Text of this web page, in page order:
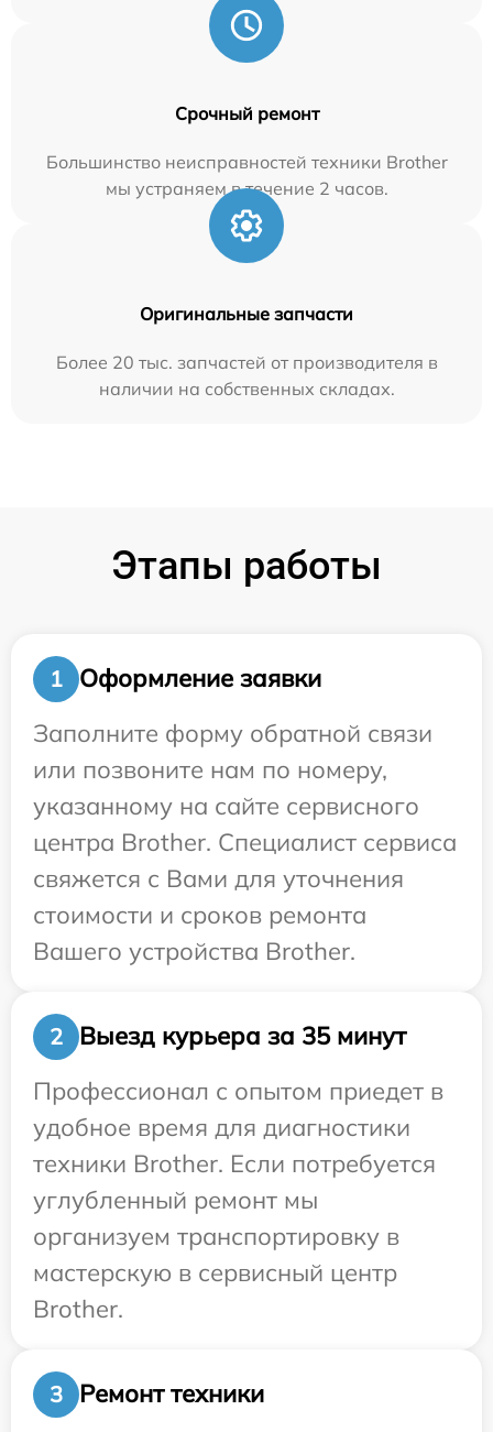
Срочный ремонт
Большинство неисправностей техники Brother
мы устраняем в течение 2 часов.
Оригинальные запчасти
Более 20 тыс. запчастей от производителя в
наличии на собственных складах.
Этапы работы
1
Оформление заявки
Заполните форму обратной связи
или позвоните нам по номеру,
указанному на сайте сервисного
центра Brother. Специалист сервиса
свяжется с Вами для уточнения
стоимости и сроков ремонта
Вашего устройства Brother.
2
Выезд курьера за 35 минут
Профессионал с опытом приедет в
удобное время для диагностики
техники Brother. Если потребуется
углубленный ремонт мы
организуем транспортировку в
мастерскую в сервисный центр
Brother.
3 Ремонт техники